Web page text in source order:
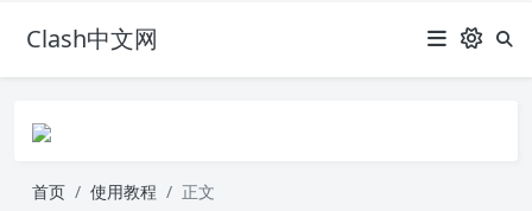
Clash中文网
首页 使用教程 正文